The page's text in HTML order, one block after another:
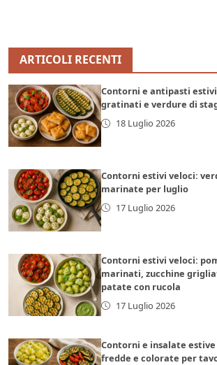
ARTICOLI RECENTI
Contorni e antipasti
gratinati e verdure di
18 Luglio 2026
Contorni estivi veloci:
marinate per luglio
17 Luglio 2026
Contorni estivi veloci:
marinati, zucchine
patate con rucola
17 Luglio 2026
Contorni e insalate
fredde e colorate per